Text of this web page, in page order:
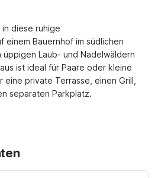
diese ruhige
einem Bauernhof im südlichen
Laub- und Nadelwäldern
ist ideal für Paare oder kleine
eine private Terrasse, einen Grill,
separaten Parkplatz.